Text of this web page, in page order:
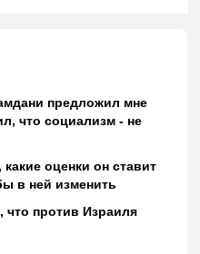
предложил мне
что социализм - не
оценки он ставит
в ней изменить
против Израиля